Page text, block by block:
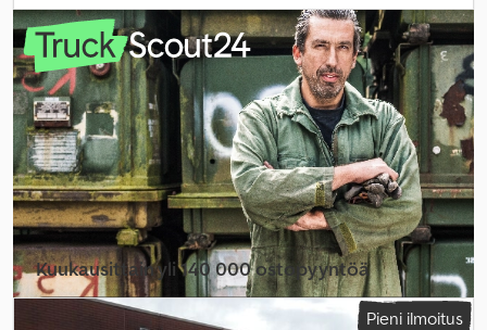
kuormauspaino:8 880 kg, jousitus:teräs, renkaan koko:235/75
R17,5 143J , eturenkaan koko:235/75 R17,5 143J, takarenkaan
koko:235/75 R17,5 143J, ohjaamo:muu, akseliväli:990 mm,
Varusteet:ABS, paineilmajarru
Kuukausittain yli 140 000 ostopyyntöä
Valitse jälleenmyyjäpaketti Pieni ilmoitus